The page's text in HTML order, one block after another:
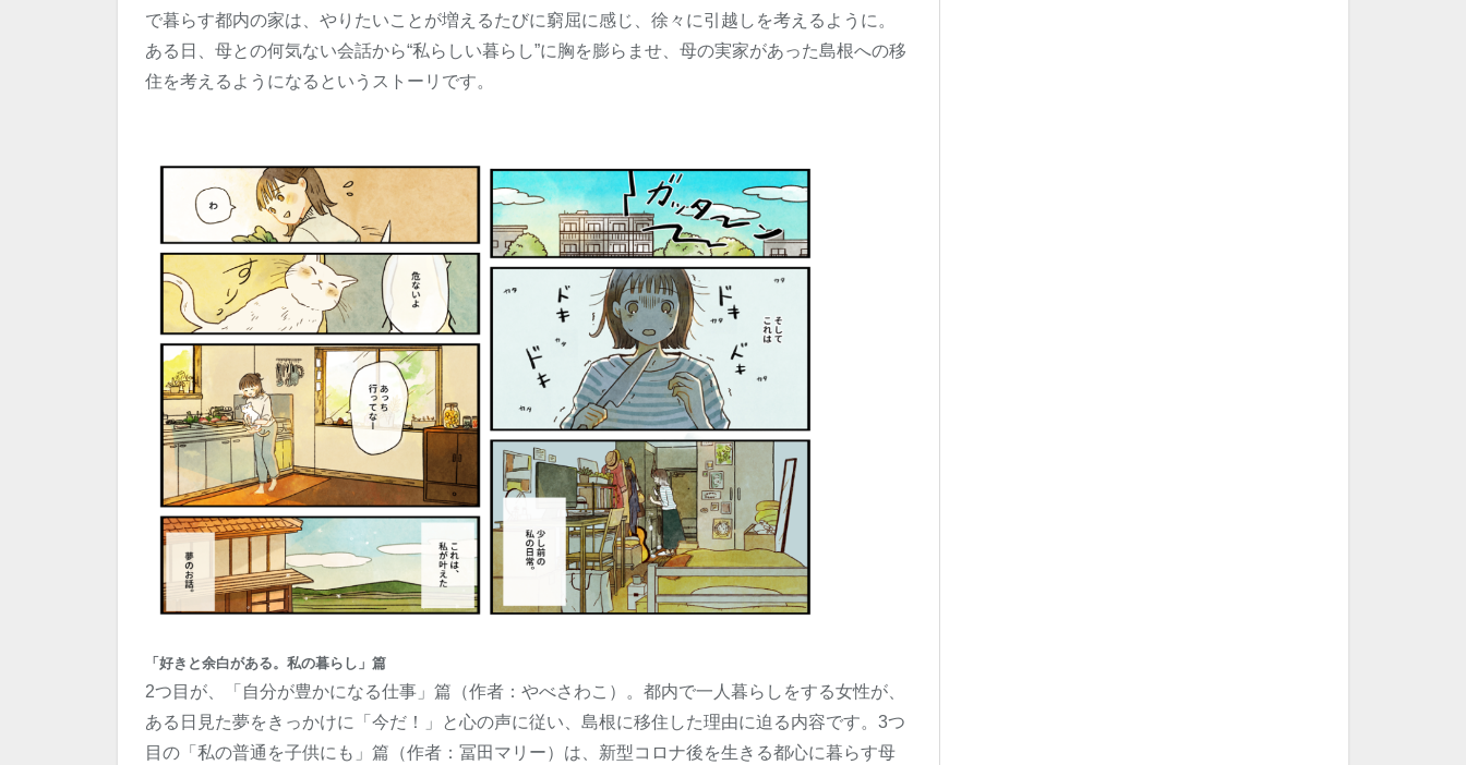
で暮らす都内の家は、やりたいことが増えるたびに窮屈に感じ、徐々に引越しを考えるように。
ある日、母との何気ない会話から“私らしい暮らし”に胸を膨らませ、母の実家があった島根への移
住を考えるようになるというストーリです。
「好きと余白がある。私の暮らし」篇
2つ目が、「自分が豊かになる仕事」篇（作者：やべさわこ）。都内で一人暮らしをする女性が、
ある日見た夢をきっかけに「今だ！」と心の声に従い、島根に移住した理由に迫る内容です。3つ
目の「私の普通を子供にも」篇（作者：冨田マリー）は、新型コロナ後を生きる都心に暮らす母